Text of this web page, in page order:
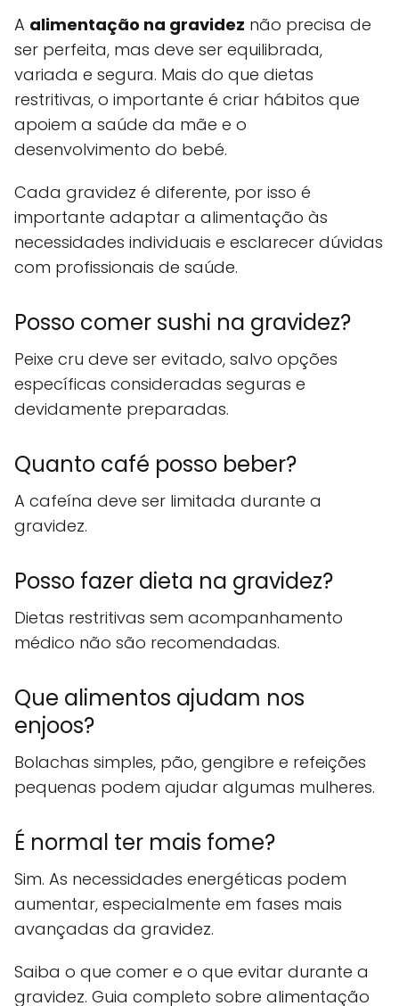
A alimentação na gravidez não precisa de
ser perfeita, mas deve ser equilibrada,
variada e segura. Mais do que dietas
restritivas, o importante é criar hábitos que
apoiem a saúde da mãe e o
desenvolvimento do bebé.
Cada gravidez é diferente, por isso é
importante adaptar a alimentação às
necessidades individuais e esclarecer dúvidas
com profissionais de saúde.
Posso comer sushi na gravidez?
Peixe cru deve ser evitado, salvo opções
específicas consideradas seguras e
devidamente preparadas.
Quanto café posso beber?
A cafeína deve ser limitada durante a
gravidez.
Posso fazer dieta na gravidez?
Dietas restritivas sem acompanhamento
médico não são recomendadas.
Que alimentos ajudam nos
enjoos?
Bolachas simples, pão, gengibre e refeições
pequenas podem ajudar algumas mulheres.
É normal ter mais fome?
Sim. As necessidades energéticas podem
aumentar, especialmente em fases mais
avançadas da gravidez.
Saiba o que comer e o que evitar durante a
gravidez. Guia completo sobre alimentação